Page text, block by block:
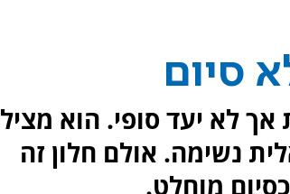
סיום
לא יעד סופי. הוא מציל
נשימה. אולם חלון זה
מוחלט.